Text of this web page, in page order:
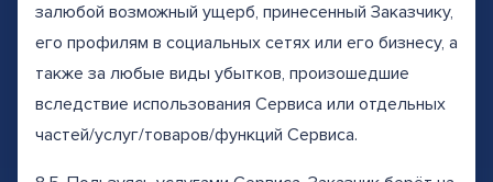
залюбой возможный ущерб, принесенный Заказчику,
его профилям в социальных сетях или его бизнесу, а
также за любые виды убытков, произошедшие
вследствие использования Сервиса или отдельных
частей/услуг/товаров/функций Сервиса.